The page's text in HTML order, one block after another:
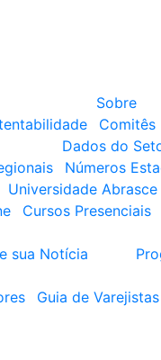
Sobre
Comitês
Dados do
Números
Universidade Abrasce
Cursos Presenciais
sua Notícia
Guia de Varejistas